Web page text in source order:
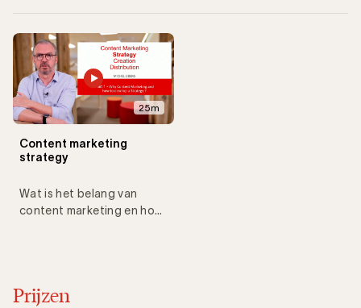
Content marketing
strategy
Wat is het belang van
content marketing en hoe
25m
Prijzen